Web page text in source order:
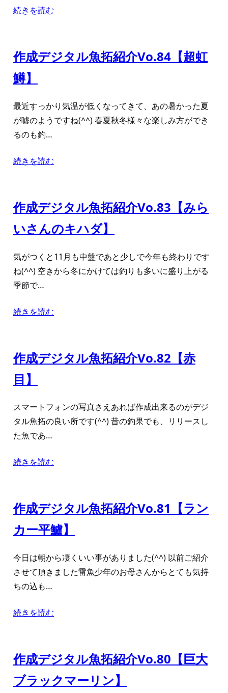
続きを読む
作成デジタル魚拓紹介Vo.84【超虹
鱒】
最近すっかり気温が低くなってきて、あの暑かった夏
が嘘のようですね(^^) 春夏秋冬様々な楽しみ方ができ
るのも釣…
続きを読む
作成デジタル魚拓紹介Vo.83【みら
いさんのキハダ】
気がつくと11月も中盤であと少しで今年も終わりです
ね(^^) 空きから冬にかけては釣りも多いに盛り上がる
季節で…
続きを読む
作成デジタル魚拓紹介Vo.82【赤
目】
スマートフォンの写真さえあれば作成出来るのがデジ
タル魚拓の良い所です(^^) 昔の釣果でも、リリースし
た魚であ…
続きを読む
作成デジタル魚拓紹介Vo.81【ラン
カー平鱸】
今日は朝から凄くいい事がありました(^^) 以前ご紹介
させて頂きました雷魚少年のお母さんからとても気持
ちの込も…
続きを読む
作成デジタル魚拓紹介Vo.80【巨大
ブラックマーリン】